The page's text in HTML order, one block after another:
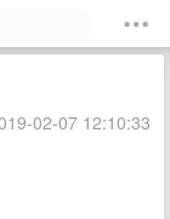
02-07 12:10:33